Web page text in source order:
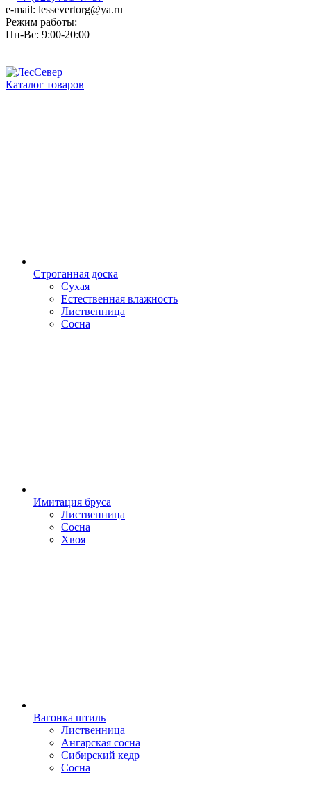
e-mail: lessevertorg@ya.ru
Режим работы:
Пн-Вс: 9:00-20:00
Каталог товаров
Строганная доска
Сухая
Естественная влажность
Лиственница
Сосна
Имитация бруса
Лиственница
Сосна
Хвоя
Вагонка штиль
Лиственница
Ангарская сосна
Сибирский кедр
Сосна